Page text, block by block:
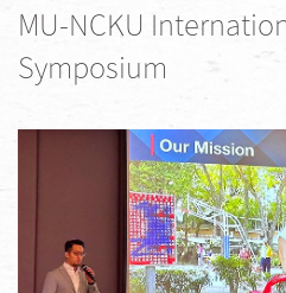
MU-NCKU
Symposium